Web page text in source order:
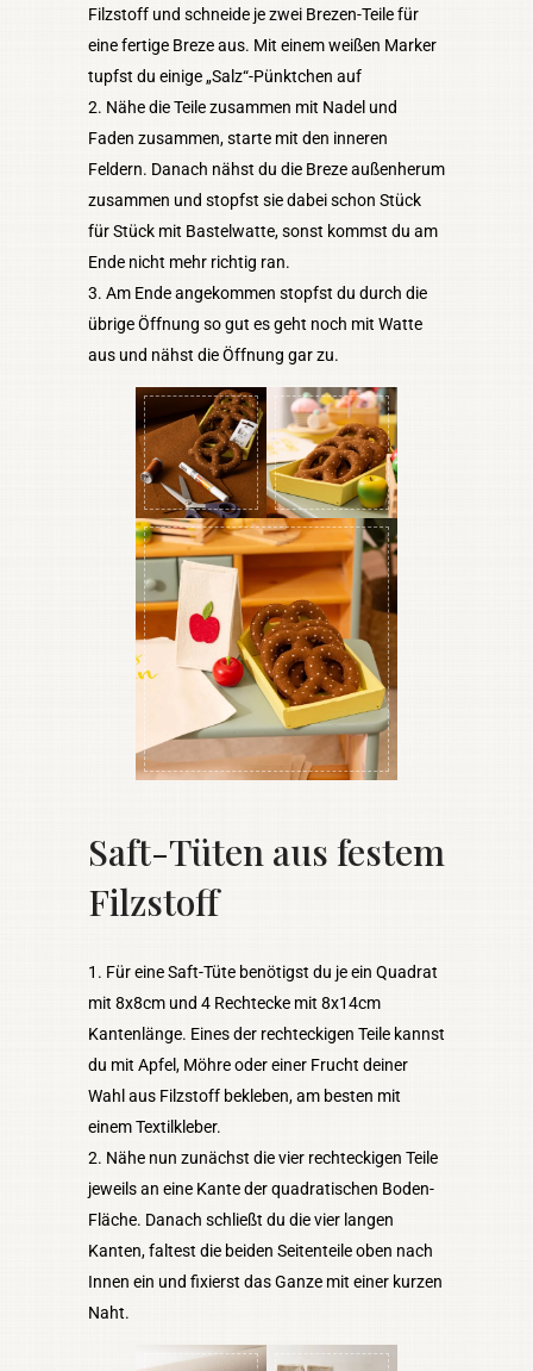
Filzstoff und schneide je zwei Brezen-Teile für
eine fertige Breze aus. Mit einem weißen Marker
tupfst du einige „Salz“-Pünktchen auf
Nähe die Teile zusammen mit Nadel und
Faden zusammen, starte mit den inneren
Feldern. Danach nähst du die Breze außenherum
zusammen und stopfst sie dabei schon Stück
für Stück mit Bastelwatte, sonst kommst du am
Ende nicht mehr richtig ran.
Am Ende angekommen stopfst du durch die
übrige Öffnung so gut es geht noch mit Watte
aus und nähst die Öffnung gar zu.
Saft-Tüten aus festem
Filzstoff
Für eine Saft-Tüte benötigst du je ein Quadrat
mit 8x8cm und 4 Rechtecke mit 8x14cm
Kantenlänge. Eines der rechteckigen Teile kannst
du mit Apfel, Möhre oder einer Frucht deiner
Wahl aus Filzstoff bekleben, am besten mit
einem Textilkleber.
Nähe nun zunächst die vier rechteckigen Teile
jeweils an eine Kante der quadratischen Boden-
Fläche. Danach schließt du die vier langen
Kanten, faltest die beiden Seitenteile oben nach
Innen ein und fixierst das Ganze mit einer kurzen
Naht.